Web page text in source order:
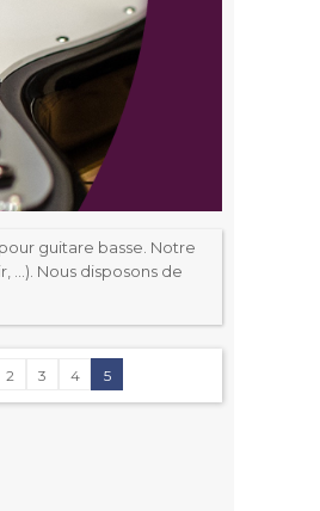
guitare basse. Notre
…). Nous disposons de
2 3 4 5